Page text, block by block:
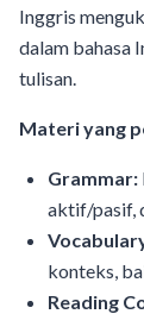
Inggris
dalam bahasa
tulisan.
Materi yang
Grammar:
aktif/pasif,
konteks,
Reading